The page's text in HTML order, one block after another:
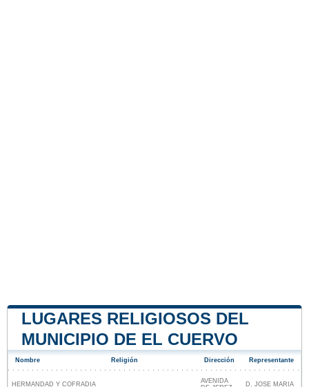
LUGARES RELIGIOSOS DEL
MUNICIPIO DE EL CUERVO
Nombre Religión Dirección Representante
HERMANDAD Y COFRADIA
AVENIDA
D. JOSE MARIA